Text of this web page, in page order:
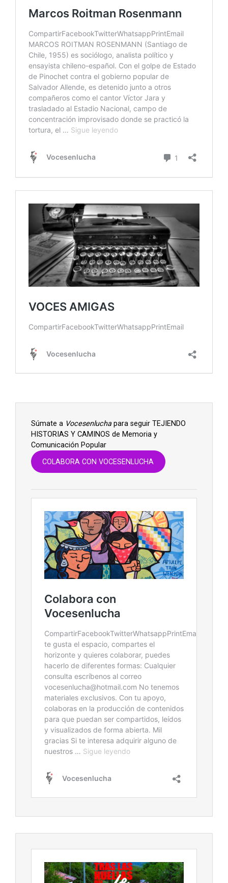
Súmate a Vocesenluchapara seguir TEJIENDO
HISTORIAS Y CAMINOS de Memoria y
Comunicación Popular
COLABORA CON VOCESENLUCHA